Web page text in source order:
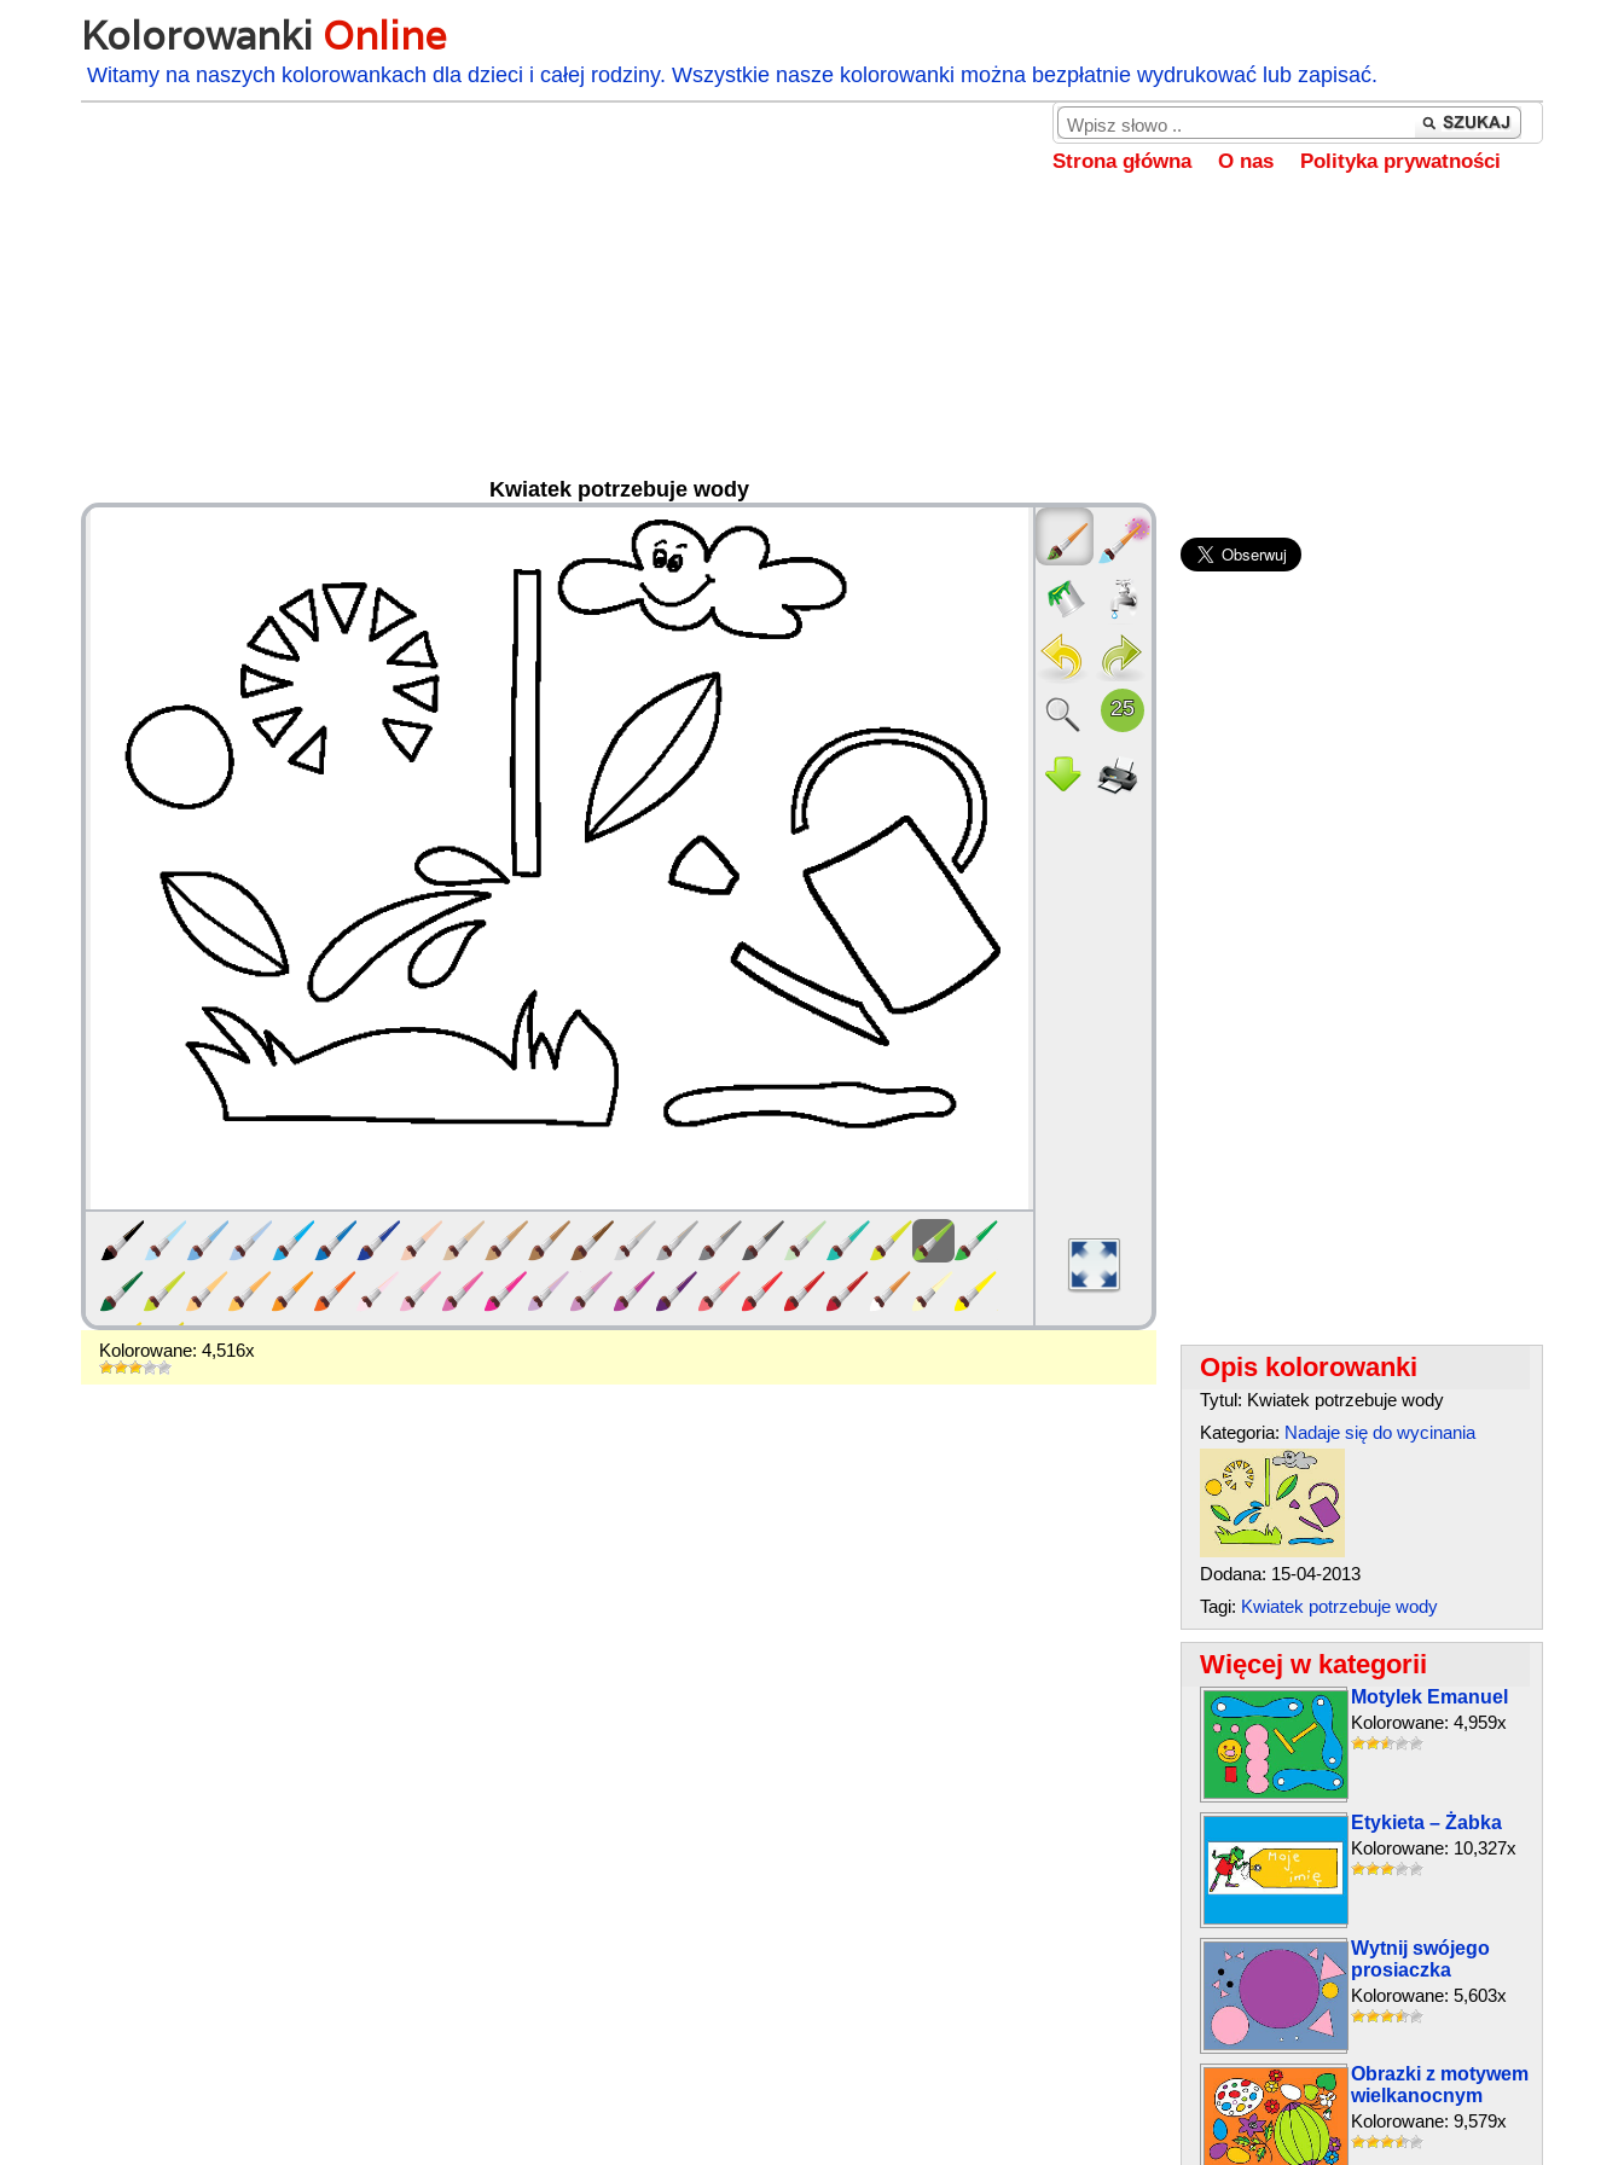
Kolorowanki Online
Witamy na naszych kolorowankach dla dzieci i całej rodziny. Wszystkie nasze kolorowanki można bezpłatnie wydrukować lub zapisać.
Strona główna O nas Polityka prywatności
Kwiatek potrzebuje wody
Kolorowane: 4,516x
Opis kolorowanki
Tytul: Kwiatek potrzebuje wody
Kategoria: Nadaje się do wycinania
Dodana: 15-04-2013
Tagi: Kwiatek potrzebuje wody
Więcej w kategorii
Motylek Emanuel
Kolorowane: 4,959x
Etykieta – Żabka
Kolorowane: 10,327x
Wytnij swójego
prosiaczka
Kolorowane: 5,603x
Obrazki z motywem
wielkanocnym
Kolorowane: 9,579x